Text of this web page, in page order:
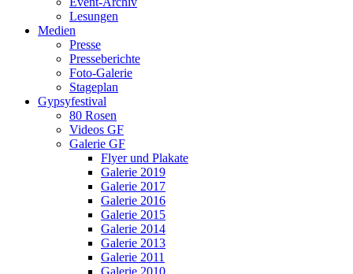
Lesungen
Medien
Presse
Presseberichte
Foto-Galerie
Stageplan
Gypsyfestival
80 Rosen
Videos GF
Galerie GF
Flyer und Plakate
Galerie 2019
Galerie 2017
Galerie 2016
Galerie 2015
Galerie 2014
Galerie 2013
Galerie 2011